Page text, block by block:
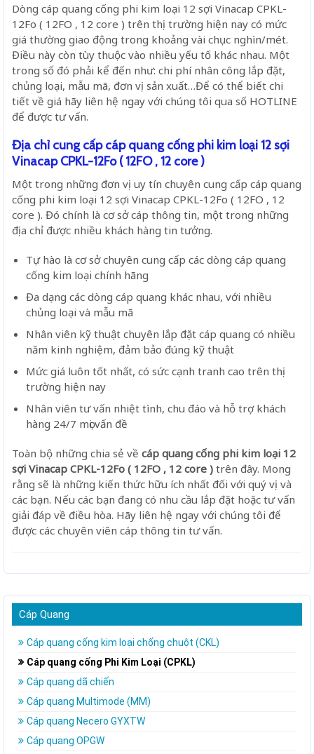
Dòng cáp quang cống phi kim loại 12 sợi Vinacap CPKL-
12Fo ( 12FO , 12 core ) trên thị trường hiện nay có mức
giá thường giao động trong khoảng vài chục nghìn/mét.
Điều này còn tùy thuộc vào nhiều yếu tố khác nhau. Một
trong số đó phải kể đến như: chi phí nhân công lắp đặt,
chủng loại, mẫu mã, đơn vị sản xuất…Để có thể biết chi
tiết về giá hãy liên hệ ngay với chúng tôi qua số HOTLINE
để được tư vấn.
Địa chỉ cung cấp cáp quang cống phi kim loại 12 sợi
Vinacap CPKL-12Fo ( 12FO , 12 core )
Một trong những đơn vị uy tín chuyên cung cấp cáp quang
cống phi kim loại 12 sợi Vinacap CPKL-12Fo ( 12FO , 12
core ). Đó chính là cơ sở cáp thông tin, một trong những
địa chỉ được nhiều khách hàng tin tưởng.
Tự hào là cơ sở chuyên cung cấp các dòng cáp quang
cống kim loại chính hãng
Đa dạng các dòng cáp quang khác nhau, với nhiều
chủng loại và mẫu mã
Nhân viên kỹ thuật chuyên lắp đặt cáp quang có nhiều
năm kinh nghiệm, đảm bảo đúng kỹ thuật
Mức giá luôn tốt nhất, có sức cạnh tranh cao trên thị
trường hiện nay
Nhân viên tư vấn nhiệt tình, chu đáo và hỗ trợ khách
hàng 24/7 mọi vấn đề
Toàn bộ những chia sẻ về cáp quang cống phi kim loại 12
sợi Vinacap CPKL-12Fo ( 12FO , 12 core ) trên đây. Mong
rằng sẽ là những kiến thức hữu ích nhất đối với quý vị và
các bạn. Nếu các bạn đang có nhu cầu lắp đặt hoặc tư vấn
giải đáp về điều hòa. Hãy liên hệ ngay với chúng tôi để
được các chuyên viên cáp thông tin tư vấn.
Cáp Quang
Cáp quang cống kim loại chống chuột (CKL)
Cáp quang cống Phi Kim Loại (CPKL)
Cáp quang dã chiến
Cáp quang Multimode (MM)
Cáp quang Necero GYXTW
Cáp quang OPGW